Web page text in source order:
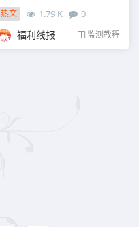
热文 1.79 K
0
01-08
福利线报 监测教程